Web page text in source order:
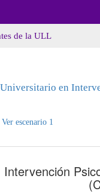
de la ULL
en
Ver escenario 1
Intervención